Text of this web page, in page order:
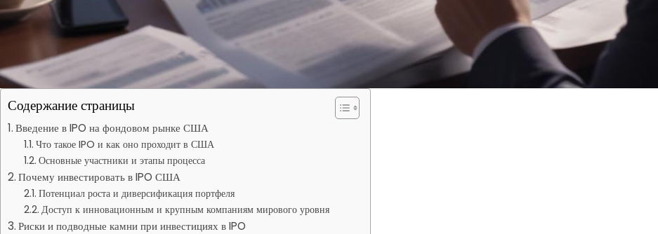
Содержание страницы
Введение в IPO на фондовом рынке США
Что такое IPO и как оно проходит в США
Основные участники и этапы процесса
Почему инвестировать в IPO США
Потенциал роста и диверсификация портфеля
Доступ к инновационным и крупным компаниям мирового уровня
Риски и подводные камни при инвестициях в IPO